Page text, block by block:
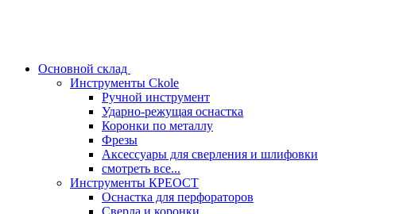
Основной склад
Инструменты Ckole
Ручной инструмент
Ударно‑режущая оснастка
Коронки по металлу
Фрезы
Аксессуары для сверления и шлифовки
смотреть все...
Инструменты КРЕОСТ
Оснастка для перфораторов
Сверла и коронки